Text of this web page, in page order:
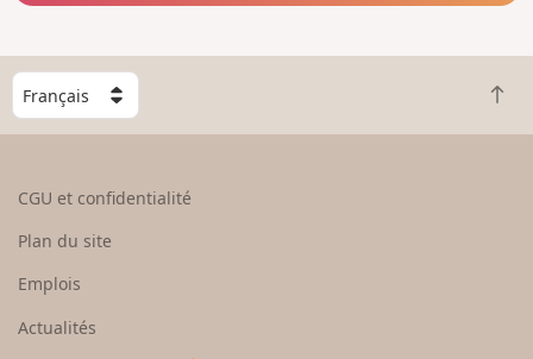
C
h
o
e
u
R
e
CGU et confidentialité
Plan du site
Emplois
Actualités